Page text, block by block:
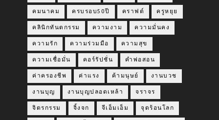
คมนาคม ครบรอบ50ปี คราฟต์ ครูหยุย
คลินิกทันตกรรม ความงาม ความมั่นคง
ความรัก ความร่วมมือ ความสุข
ความเชื่อมั่น คอร์รัปชั่น คำพ่อสอน
ค่าครองชีพ ค่าแรง ค้ามนุษย์ งานบวช
งานบุญ งานบุญปลอดเหล้า จราจร
จิตรกรรม จิ้งจก จีเอ็มเอ็ม จุดร้อนโลก